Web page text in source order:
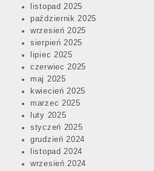
listopad 2025
październik 2025
wrzesień 2025
sierpień 2025
lipiec 2025
czerwiec 2025
maj 2025
kwiecień 2025
marzec 2025
luty 2025
styczeń 2025
grudzień 2024
listopad 2024
wrzesień 2024